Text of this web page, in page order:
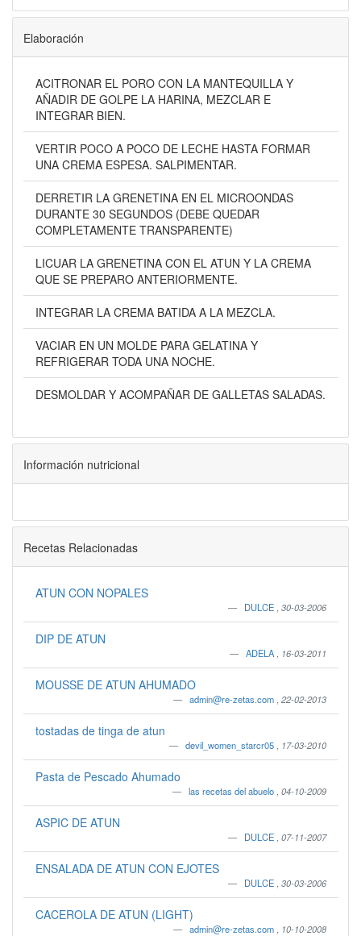
Elaboración
ACITRONAR EL PORO CON LA MANTEQUILLA Y
AÑADIR DE GOLPE LA HARINA, MEZCLAR E
INTEGRAR BIEN.
VERTIR POCO A POCO DE LECHE HASTA FORMAR
UNA CREMA ESPESA. SALPIMENTAR.
DERRETIR LA GRENETINA EN EL MICROONDAS
DURANTE 30 SEGUNDOS (DEBE QUEDAR
COMPLETAMENTE TRANSPARENTE)
LICUAR LA GRENETINA CON EL ATUN Y LA CREMA
QUE SE PREPARO ANTERIORMENTE.
INTEGRAR LA CREMA BATIDA A LA MEZCLA.
VACIAR EN UN MOLDE PARA GELATINA Y
REFRIGERAR TODA UNA NOCHE.
DESMOLDAR Y ACOMPAÑAR DE GALLETAS SALADAS.
Información nutricional
Recetas Relacionadas
ATUN CON NOPALES
DULCE 30-03-2006
DIP DE ATUN
ADELA 16-03-2011
MOUSSE DE ATUN AHUMADO
admin@re-zetas.com 22-02-2013
tostadas de tinga de atun
devil_women_starcr05 17-03-2010
Pasta de Pescado Ahumado
las recetas del abuelo 04-10-2009
ASPIC DE ATUN
DULCE 07-11-2007
ENSALADA DE ATUN CON EJOTES
DULCE 30-03-2006
CACEROLA DE ATUN (LIGHT)
admin@re-zetas.com 10-10-2008